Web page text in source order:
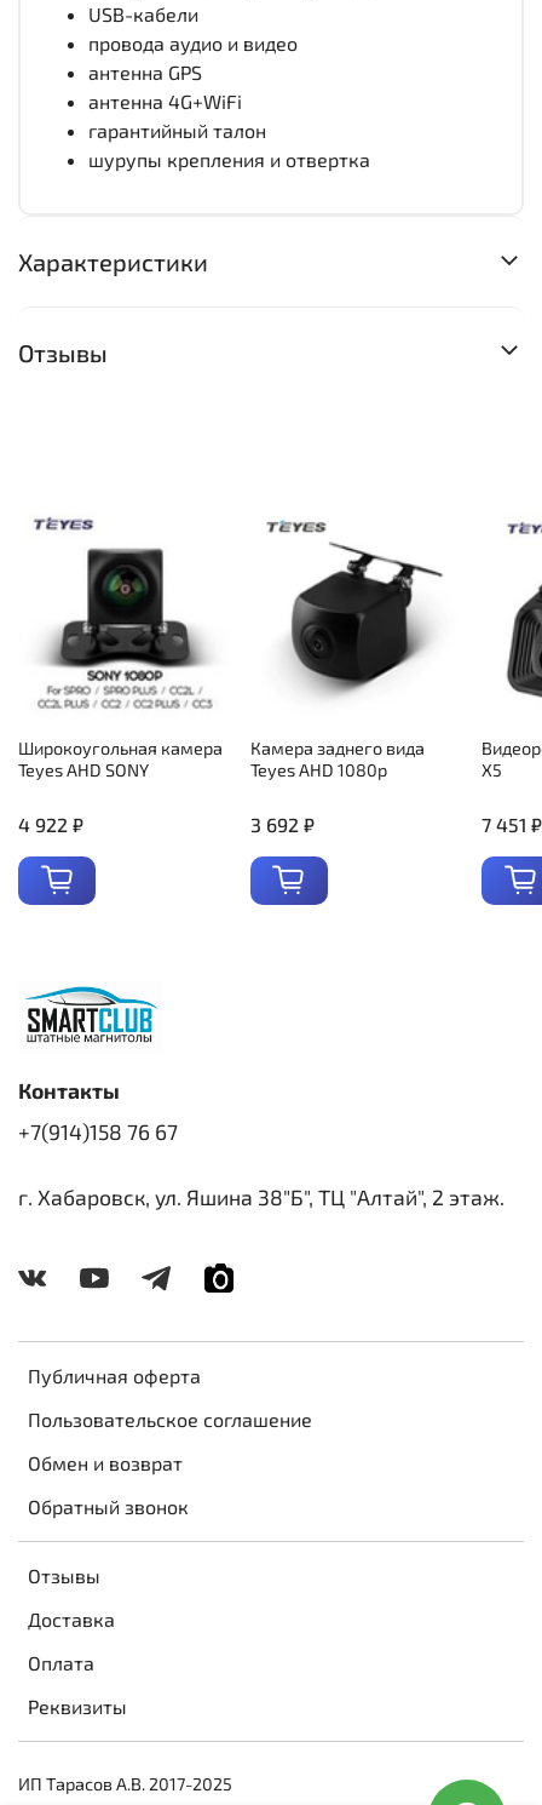
USB-кабели
провода аудио и видео
антенна GPS
антенна 4G+WiFi
гарантийный талон
шурупы крепления и отвертка
Характеристики
Отзывы
Широкоугольная камера
Teyes AHD SONY
4 922 ₽
Камера заднего вида
Teyes AHD 1080p
3 692 ₽
X5
7 451 ₽
Публичная оферта
Пользовательское соглашение
Обмен и возврат
Обратный звонок
Отзывы
Доставка
Оплата
Реквизиты
Контакты
+7(914)158 76 67
г. Хабаровск, ул. Яшина 38"Б", ТЦ "Алтай", 2 этаж.
ИП Тарасов А.В. 2017-2025